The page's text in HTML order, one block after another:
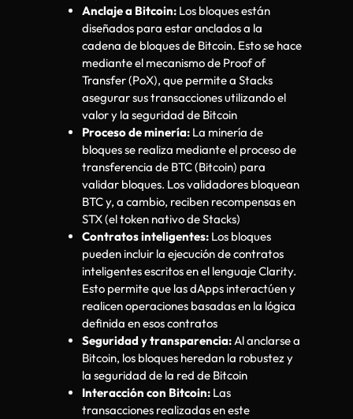
Anclaje a Bitcoin: Los bloques están
diseñados para estar anclados a la
cadena de bloques de Bitcoin. Esto se hace
mediante el mecanismo de Proof of
Transfer (PoX), que permite a Stacks
asegurar sus transacciones utilizando el
valor y la seguridad de Bitcoin
Proceso de minería: La minería de
bloques se realiza mediante el proceso de
transferencia de BTC (Bitcoin) para
validar bloques. Los validadores bloquean
BTC y, a cambio, reciben recompensas en
STX (el token nativo de Stacks)
Contratos inteligentes: Los bloques
pueden incluir la ejecución de contratos
inteligentes escritos en el lenguaje Clarity.
Esto permite que las dApps interactúen y
realicen operaciones basadas en la lógica
definida en esos contratos
Seguridad y transparencia:Al anclarse a
Bitcoin, los bloques heredan la robustez y
la seguridad de la red de Bitcoin
Interacción con Bitcoin: Las
transacciones realizadas en este